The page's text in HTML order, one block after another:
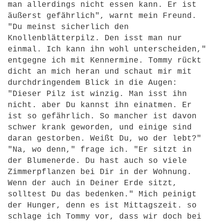
man allerdings nicht essen kann. Er ist
äußerst gefährlich", warnt mein Freund.
"Du meinst sicherlich den
Knollenblätterpilz. Den isst man nur
einmal. Ich kann ihn wohl unterscheiden,"
entgegne ich mit Kennermine. Tommy rückt
dicht an mich heran und schaut mir mit
durchdringendem Blick in die Augen:
"Dieser Pilz ist winzig. Man isst ihn
nicht. aber Du kannst ihn einatmen. Er
ist so gefährlich. So mancher ist davon
schwer krank geworden, und einige sind
daran gestorben. Weißt Du, wo der lebt?"
"Na, wo denn," frage ich. "Er sitzt in
der Blumenerde. Du hast auch so viele
Zimmerpflanzen bei Dir in der Wohnung.
Wenn der auch in Deiner Erde sitzt,
solltest Du das bedenken." Mich peinigt
der Hunger, denn es ist Mittagszeit. so
schlage ich Tommy vor, dass wir doch bei